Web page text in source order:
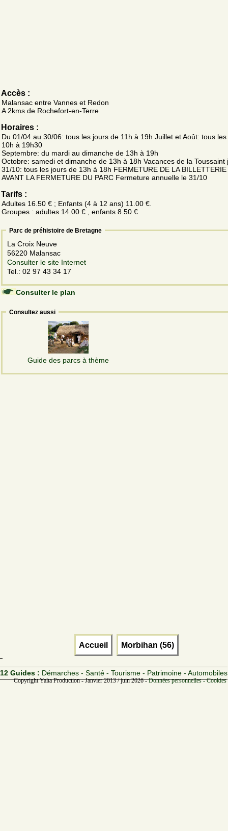
Accès :
Malansac entre Vannes et Redon
A 2kms de Rochefort-en-Terre
Horaires :
Du 01/04 au 30/06: tous les jours de 11h à 19h Juillet et Août: tous
10h à 19h30
Septembre: du mardi au dimanche de 13h à 19h
Octobre: samedi et dimanche de 13h à 18h Vacances de la Toussaint
31/10: tous les jours de 13h à 18h FERMETURE DE LA BILLETTERIE
AVANT LA FERMETURE DU PARC Fermeture annuelle le 31/10
Tarifs :
Adultes 16.50 € ; Enfants (4 à 12 ans) 11.00 €.
Groupes : adultes 14.00 € , enfants 8.50 €
Parc de préhistoire de Bretagne
La Croix Neuve
56220 Malansac
Consulter le site Internet
Tel.: 02 97 43 34 17
Consulter le plan
Consultez aussi
Guide des parcs à thème
Accueil Morbihan (56)
12 Guides : Démarches - Santé - Tourisme - Patrimoine - Automobiles
Copyright Yalta Production - Janvier 2013 / juin 2026 -Données personnelles -